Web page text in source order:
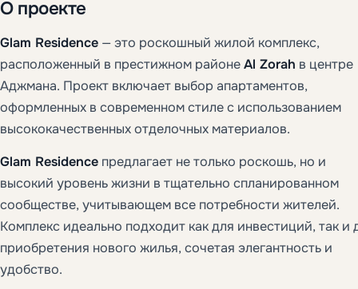
О проекте
Glam Residence — это роскошный жилой комплекс,
расположенный в престижном районеAl Zorah в центре
Аджмана. Проект включает выбор апартаментов,
оформленных в современном стиле с использованием
высококачественных отделочных материалов.
Glam Residence предлагает не только роскошь, но и
высокий уровень жизни в тщательно спланированном
сообществе, учитывающем все потребности жителей.
Комплекс идеально подходит как для инвестиций, так и
приобретения нового жилья, сочетая элегантность и
удобство.